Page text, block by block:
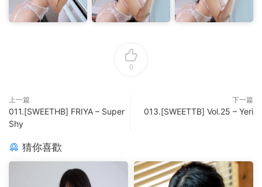
0
上一篇
011.[SWEETHB] FRIYA – Super
Shy
下一篇
013.[SWEETTB] Vol.25 – Yeri
猜你喜歡